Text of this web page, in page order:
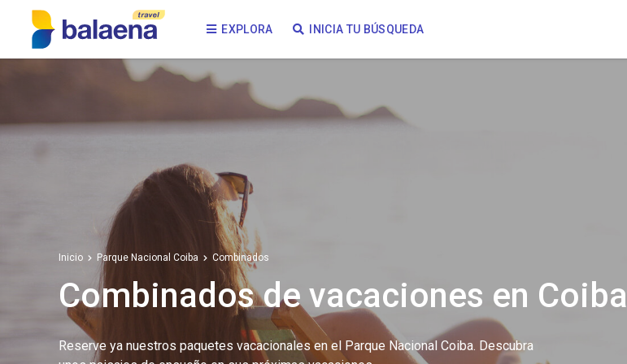
EXPLORA INICIA TU BÚSQUEDA
Inicio Parque Nacional Coiba Combinados
Combinados de vacaciones en Coiba
Reserve ya nuestros paquetes vacacionales en el Parque Nacional Coiba. Descubra